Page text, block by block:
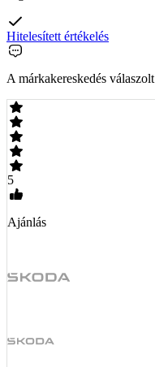
Hitelesített értékelés
A márkakereskedés válaszolt
5
Ajánlás